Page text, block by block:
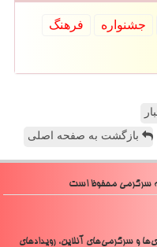
جشنواره
فرهنگ
بازگشت به صفحه اصلی
و سرگرمی‌های آنلاین، رویدادهای